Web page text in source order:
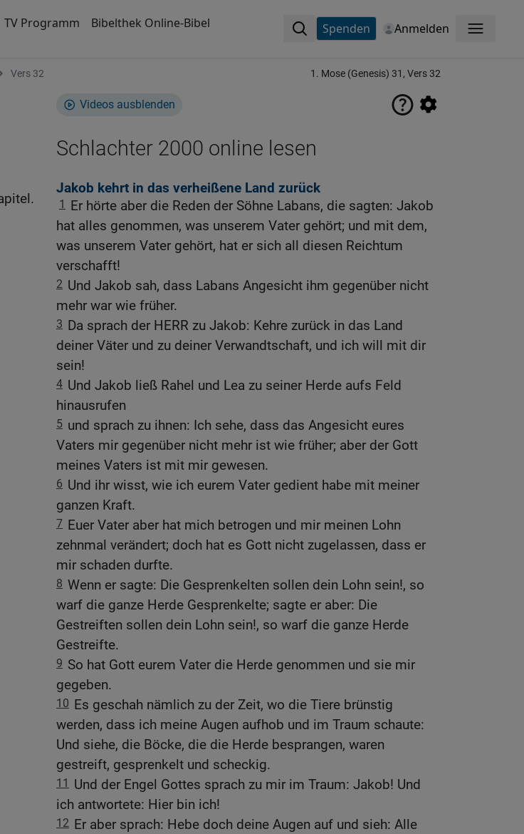
TV Programm Bibelthek Online-Bibel Spenden Anmelden Menü
Vers 32 1. Mose (Genesis) 31, Vers 32
Videos ausblenden
Schlachter 2000 online lesen
Jakob kehrt in das verheißene Land zurück
1
Er hörte aber die Reden der Söhne Labans, die sagten: Jakob
hat alles genommen, was unserem Vater gehört; und mit dem,
was unserem Vater gehört, hat er sich all diesen Reichtum
verschafft!
2 Und Jakob sah, dass Labans Angesicht ihm gegenüber nicht
mehr war wie früher.
3 Da sprach der HERR zu Jakob: Kehre zurück in das Land
deiner Väter und zu deiner Verwandtschaft, und ich will mit dir
sein!
4 Und Jakob ließ Rahel und Lea zu seiner Herde aufs Feld
hinausrufen
5 und sprach zu ihnen: Ich sehe, dass das Angesicht eures
Vaters mir gegenüber nicht mehr ist wie früher; aber der Gott
meines Vaters ist mit mir gewesen.
6 Und ihr wisst, wie ich eurem Vater gedient habe mit meiner
ganzen Kraft.
7 Euer Vater aber hat mich betrogen und mir meinen Lohn
zehnmal verändert; doch hat es Gott nicht zugelassen, dass er
mir schaden durfte.
8 Wenn er sagte: Die Gesprenkelten sollen dein Lohn sein!, so
warf die ganze Herde Gesprenkelte; sagte er aber: Die
Gestreiften sollen dein Lohn sein!, so warf die ganze Herde
Gestreifte.
9 So hat Gott eurem Vater die Herde genommen und sie mir
gegeben.
10 Es geschah nämlich zu der Zeit, wo die Tiere brünstig
werden, dass ich meine Augen aufhob und im Traum schaute:
Und siehe, die Böcke, die die Herde besprangen, waren
gestreift, gesprenkelt und scheckig.
11
Und der Engel Gottes sprach zu mir im Traum: Jakob! Und
ich antwortete: Hier bin ich!
12 Er aber sprach: Hebe doch deine Augen auf und sieh: Alle